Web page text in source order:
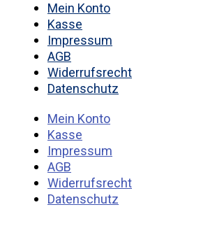
Mein Konto
Kasse
Impressum
AGB
Widerrufsrecht
Datenschutz
Mein Konto
Kasse
Impressum
AGB
Widerrufsrecht
Datenschutz